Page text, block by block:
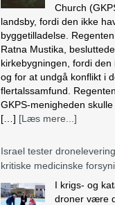
Church
landsby, fordi den ikke
byggetilladelse.
Ratna Mustika,
kirkebygningen, fordi
og for at undgå konflikt i
flertalssamfund.
GKPS-menigheden
[…] [Læs mere...]
Israel tester
kritiske medicinske
I krigs- og
droner være